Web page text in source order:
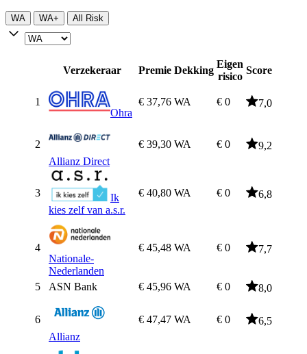
WA WA+ All Risk
Verzekeraar Premie Dekking
Eigen
risico
Score
1
Ohra
€ 37,76 WA € 0 7,0
2
Allianz Direct
€ 39,30 WA € 0 9,2
3
Ik
kies zelf van a.s.r.
€ 40,80 WA € 0 6,8
4
Nationale-
Nederlanden
€ 45,48 WA € 0 7,7
5 ASN Bank € 45,96 WA € 0 8,0
6
Allianz
€ 47,47 WA € 0 6,5